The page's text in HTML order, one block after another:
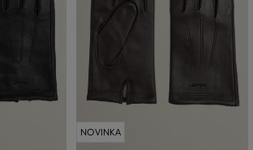
NOVINKA